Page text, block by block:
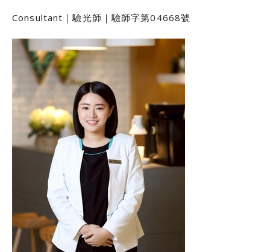
Consultant｜驗光師｜驗師字第04668號